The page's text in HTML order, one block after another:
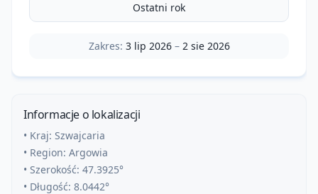
Ostatni rok
Zakres: 3 lip 2026– 2 sie 2026
Informacje o lokalizacji
• Kraj: Szwajcaria
• Region: Argowia
• Szerokość: 47.3925°
• Długość: 8.0442°